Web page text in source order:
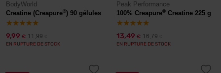
BodyWorld
Creatine (Creapure®) 90 gélules
9,99 € 11,99€
EN RUPTURE DE STOCK
Peak Performance
100% Creapure® Creatine 225 g
13,49 € 16,79€
EN RUPTURE DE STOCK